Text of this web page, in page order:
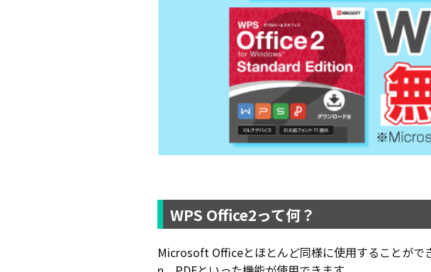
WPS Office2って何？
Microsoft Officeとほとんど同様に使用することが